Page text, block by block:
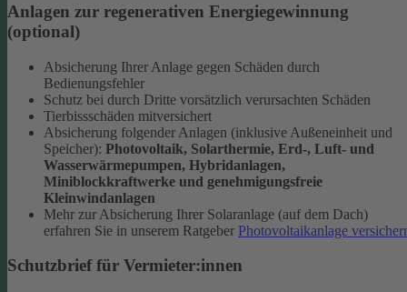
Anlagen zur regenerativen Energiegewinnung
(optional)
Absicherung Ihrer Anlage gegen Schäden durch
Bedienungsfehler
Schutz bei durch Dritte vorsätzlich verursachten Schäden
Tierbissschäden mitversichert
Absicherung folgender Anlagen (inklusive Außeneinheit und
Speicher): Photovoltaik, Solarthermie, Erd-, Luft- und
Wasserwärmepumpen, Hybridanlagen,
Miniblockkraftwerke und genehmigungsfreie
Kleinwindanlagen
Mehr zur Absicherung Ihrer Solaranlage (auf dem Dach)
erfahren Sie in unserem Ratgeber Photovoltaikanlage
Schutzbrief für Vermieter:innen